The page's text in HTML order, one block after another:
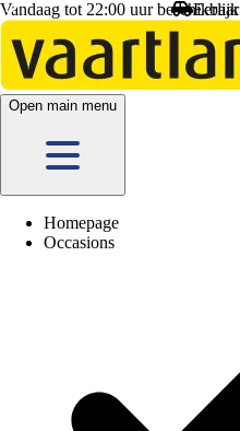
Vandaag tot 22:00 uur beschikbaar
Open main menu
Homepage
Occasions